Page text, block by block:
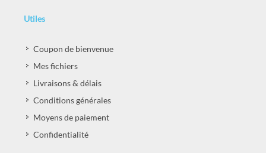
Utiles
Coupon de bienvenue
Mes fichiers
Livraisons & délais
Conditions générales
Moyens de paiement
Confidentialité